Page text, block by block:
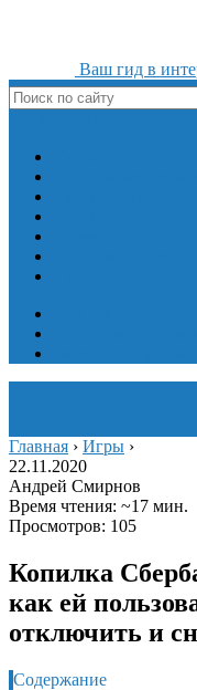
Ваш гид в
Главная › Игры ›
22.11.2020
Андрей Смирнов
Время чтения: ~17 мин.
Просмотров: 105
Копилка
как ей
отключить и
Содержание